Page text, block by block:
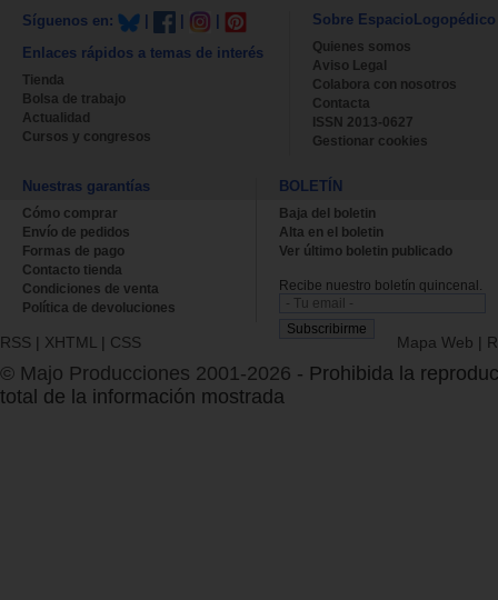
Síguenos en:
Enlaces rápidos a temas de interés
Tienda
Bolsa de trabajo
Actualidad
Cursos y congresos
Sobre EspacioLogopédico
Quienes somos
Aviso Legal
Colabora con nosotros
Contacta
ISSN 2013-0627
Gestionar cookies
Nuestras garantías
Cómo comprar
Envío de pedidos
Formas de pago
Contacto tienda
Condiciones de venta
Política de devoluciones
BOLETÍN
Baja del boletin
Alta en el boletin
Ver último boletin publicado
Recibe nuestro boletín quincenal.
RSS | XHTML | CSS Mapa Web |
© Majo Producciones 2001-2026 - Prohibida la
total de la información mostrada